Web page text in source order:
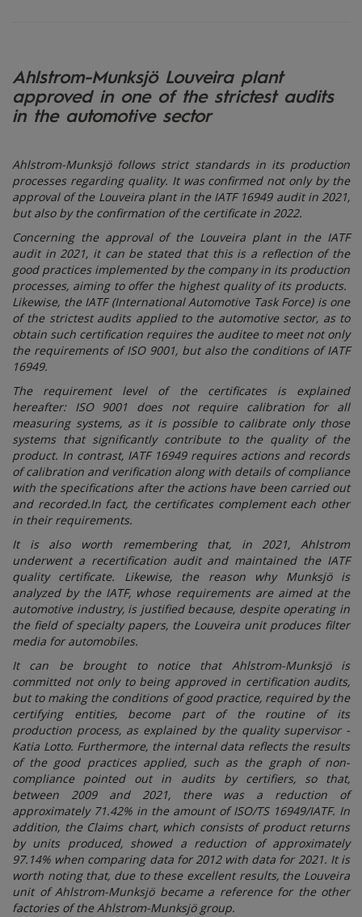
Ahlstrom-Munksjö Louveira plant
approved in one of the strictest audits
in the automotive sector
Ahlstrom-Munksjö follows strict standards in its production
processes regarding quality. It was confirmed not only by the
approval of the Louveira plant in the IATF 16949 audit in 2021,
but also by the confirmation of the certificate in 2022.
Concerning the approval of the Louveira plant in the IATF
audit in 2021, it can be stated that this is a reflection of the
good practices implemented by the company in its production
processes, aiming to offer the highest quality of its products.
Likewise, the IATF (International Automotive Task Force) is one
of the strictest audits applied to the automotive sector, as to
obtain such certification requires the auditee to meet not only
the requirements of ISO 9001, but also the conditions of IATF
16949.
The requirement level of the certificates is explained
hereafter: ISO 9001 does not require calibration for all
measuring systems, as it is possible to calibrate only those
systems that significantly contribute to the quality of the
product. In contrast, IATF 16949 requires actions and records
of calibration and verification along with details of compliance
with the specifications after the actions have been carried out
and recorded.In fact, the certificates complement each other
in their requirements.
It is also worth remembering that, in 2021, Ahlstrom
underwent a recertification audit and maintained the IATF
quality certificate. Likewise, the reason why Munksjö is
analyzed by the IATF, whose requirements are aimed at the
automotive industry, is justified because, despite operating in
the field of specialty papers, the Louveira unit produces filter
media for automobiles.
It can be brought to notice that Ahlstrom-Munksjö is
committed not only to being approved in certification audits,
but to making the conditions of good practice, required by the
certifying entities, become part of the routine of its
production process, as explained by the quality supervisor -
Katia Lotto. Furthermore, the internal data reflects the results
of the good practices applied, such as the graph of non-
compliance pointed out in audits by certifiers, so that,
between 2009 and 2021, there was a reduction of
approximately 71.42% in the amount of ISO/TS 16949/IATF. In
addition, the Claims chart, which consists of product returns
by units produced, showed a reduction of approximately
97.14% when comparing data for 2012 with data for 2021. It is
worth noting that, due to these excellent results, the Louveira
unit of Ahlstrom-Munksjö became a reference for the other
factories of the Ahlstrom-Munksjö group.